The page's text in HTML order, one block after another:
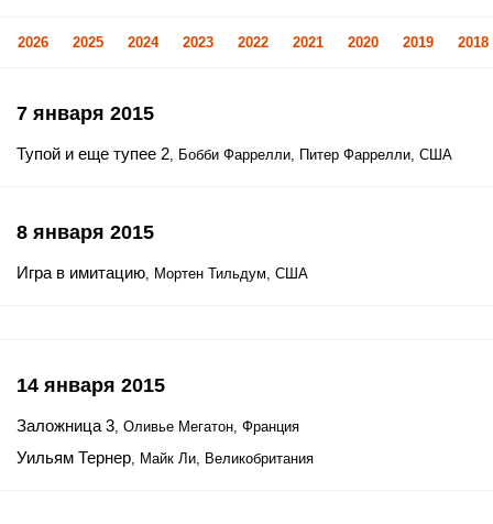
2026 2025 2024 2023 2022 2021 2020 2019 2018
7 января 2015
Тупой и еще тупее 2, Бобби Фаррелли, Питер Фаррелли, США
8 января 2015
Игра в имитацию, Мортен Тильдум, США
14 января 2015
Заложница 3, Оливье Мегатон, Франция
Уильям Тернер, Майк Ли, Великобритания